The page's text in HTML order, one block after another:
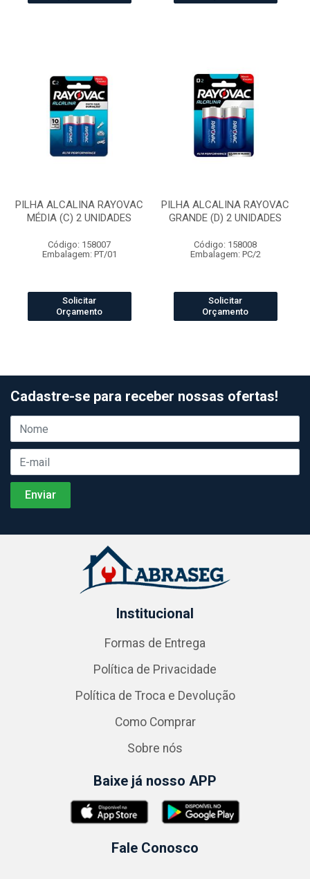
PILHA ALCALINA RAYOVAC
MÉDIA (C) 2 UNIDADES
Código: 158007
Embalagem: PT/01
Solicitar
Orçamento
PILHA ALCALINA RAYOVAC
GRANDE (D) 2 UNIDADES
Código: 158008
Embalagem: PC/2
Solicitar
Orçamento
Cadastre-se para receber nossas ofertas!
Institucional
Formas de Entrega
Política de Privacidade
Política de Troca e Devolução
Como Comprar
Sobre nós
Baixe já nosso APP
Fale Conosco